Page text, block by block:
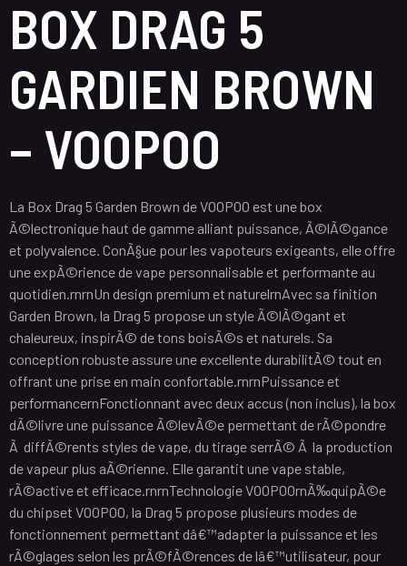
BOX DRAG 5
GARDIEN BROWN
– VOOPOO
La Box Drag 5 Garden Brown de VOOPOO est une box
Ã©lectronique haut de gamme alliant puissance, Ã©lÃ©gance
et polyvalence. ConÃ§ue pour les vapoteurs exigeants, elle offre
une expÃ©rience de vape personnalisable et performante au
quotidien.rnrnUn design premium et naturelrnAvec sa finition
Garden Brown, la Drag 5 propose un style Ã©lÃ©gant et
chaleureux, inspirÃ© de tons boisÃ©s et naturels. Sa
conception robuste assure une excellente durabilitÃ© tout en
offrant une prise en main confortable.rnrnPuissance et
performancernFonctionnant avec deux accus (non inclus), la box
dÃ©livre une puissance Ã©levÃ©e permettant de rÃ©pondre
Ã diffÃ©rents styles de vape, du tirage serrÃ© Ã la production
de vapeur plus aÃ©rienne. Elle garantit une vape stable,
rÃ©active et efficace.rnrnTechnologie VOOPOOrnÃ‰quipÃ©e
du chipset VOOPOO, la Drag 5 propose plusieurs modes de
fonctionnement permettant dâ€™adapter la puissance et les
rÃ©glages selon les prÃ©fÃ©rences de lâ€™utilisateur, pour